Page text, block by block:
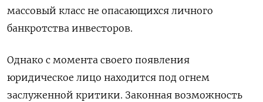
массовый класс не опасающихся личного
банкротства инвесторов.
Однако с момента своего появления
юридическое лицо находится под огнем
заслуженной критики. Законная возможность